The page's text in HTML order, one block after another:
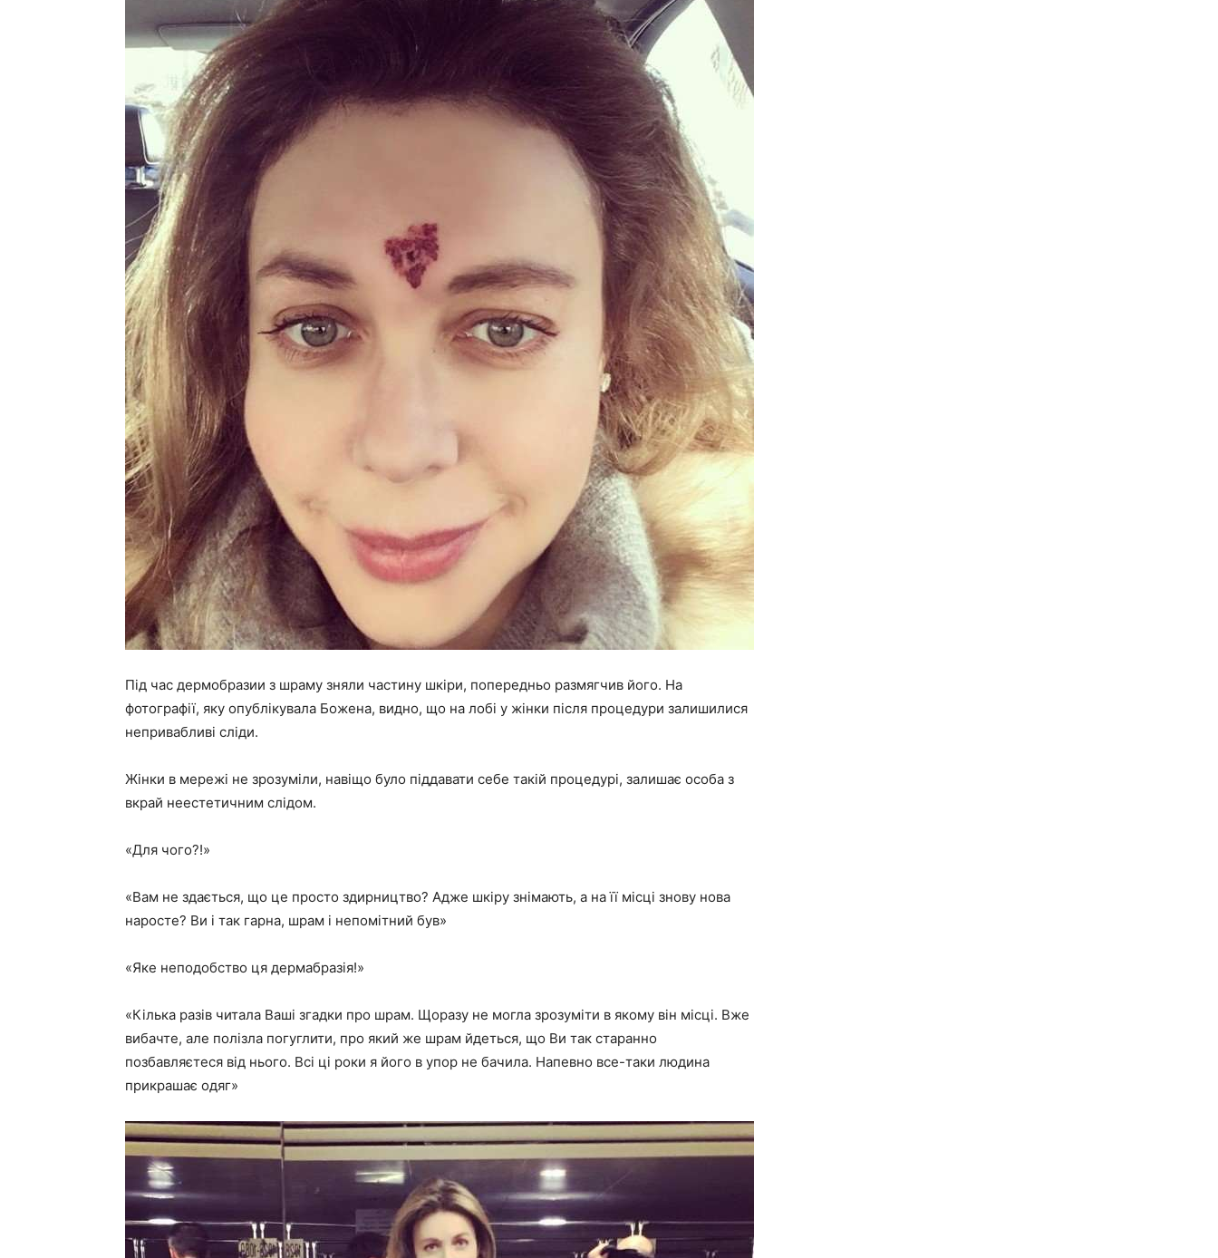
Під час дермобразии з шраму зняли частину шкіри, попередньо размягчив його. На
фотографії, яку опублікувала Божена, видно, що на лобі у жінки після процедури залишилися
непривабливі сліди.
Жінки в мережі не зрозуміли, навіщо було піддавати себе такій процедурі, залишає особа з
вкрай неестетичним слідом.
«Для чого?!»
«Вам не здається, що це просто здирництво? Адже шкіру знімають, а на її місці знову нова
наросте? Ви і так гарна, шрам і непомітний був»
«Яке неподобство ця дермабразія!»
«Кілька разів читала Ваші згадки про шрам. Щоразу не могла зрозуміти в якому він місці. Вже
вибачте, але полізла погуглити, про який же шрам йдеться, що Ви так старанно
позбавляєтеся від нього. Всі ці роки я його в упор не бачила. Напевно все-таки людина
прикрашає одяг»